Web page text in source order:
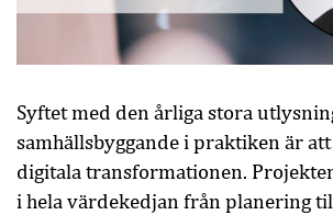
Syftet med den årliga stora
samhällsbyggande i praktiken är
digitala transformationen.
i hela värdekedjan från planering